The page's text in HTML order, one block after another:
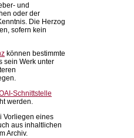
und
oder der
Die Herzog
sofern kein
können bestimmte
sein Werk unter
Schnittstelle
werden.
Vorliegen eines
aus inhaltlichen
Archiv.